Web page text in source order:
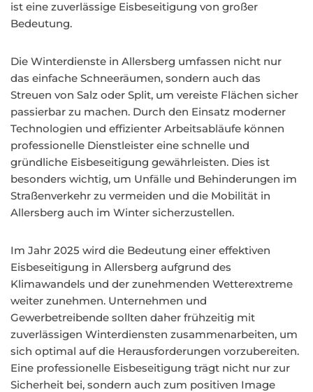
ist eine zuverlässige Eisbeseitigung von großer
Bedeutung.
Die Winterdienste in Allersberg umfassen nicht nur
das einfache Schneeräumen, sondern auch das
Streuen von Salz oder Split, um vereiste Flächen sicher
passierbar zu machen. Durch den Einsatz moderner
Technologien und effizienter Arbeitsabläufe können
professionelle Dienstleister eine schnelle und
gründliche Eisbeseitigung gewährleisten. Dies ist
besonders wichtig, um Unfälle und Behinderungen im
Straßenverkehr zu vermeiden und die Mobilität in
Allersberg auch im Winter sicherzustellen.
Im Jahr 2025 wird die Bedeutung einer effektiven
Eisbeseitigung in Allersberg aufgrund des
Klimawandels und der zunehmenden Wetterextreme
weiter zunehmen. Unternehmen und
Gewerbetreibende sollten daher frühzeitig mit
zuverlässigen Winterdiensten zusammenarbeiten, um
sich optimal auf die Herausforderungen vorzubereiten.
Eine professionelle Eisbeseitigung trägt nicht nur zur
Sicherheit bei, sondern auch zum positiven Image